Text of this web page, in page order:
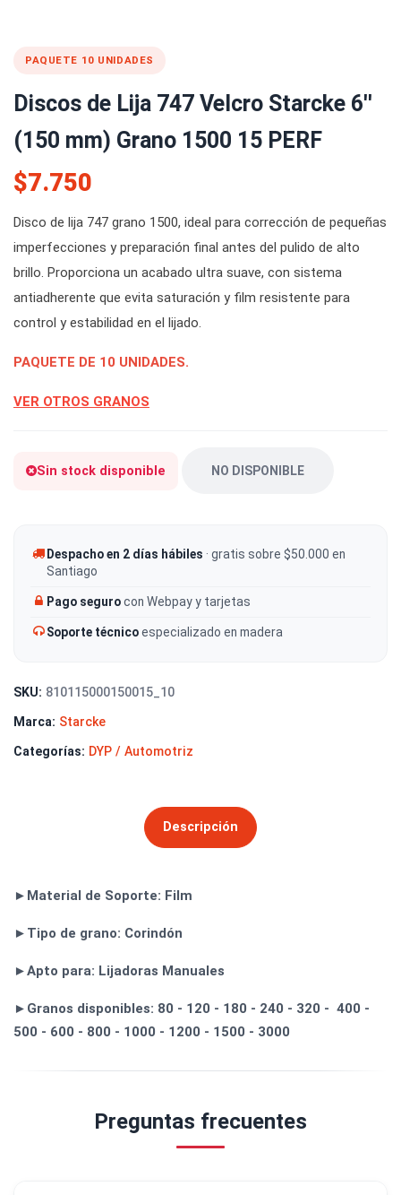
PAQUETE 10 UNIDADES
Discos de Lija 747 Velcro Starcke 6''
(150 mm) Grano 1500 15 PERF
$7.750
Disco de lija 747 grano 1500, ideal para corrección de pequeñas
imperfecciones y preparación final antes del pulido de alto
brillo. Proporciona un acabado ultra suave, con sistema
antiadherente que evita saturación y film resistente para
control y estabilidad en el lijado.
PAQUETE DE 10 UNIDADES.
VER OTROS GRANOS
Sin stock disponible NO DISPONIBLE
Despacho en 2 días hábiles · gratis sobre $50.000 en
Santiago
Pago segurocon Webpay y tarjetas
Soporte técnicoespecializado en madera
SKU: 810115000150015_10
Marca: Starcke
Categorías: DYP / Automotriz
Descripción
►Material de Soporte: Film
►Tipo de grano: Corindón
►Apto para: Lijadoras Manuales
►Granos disponibles: 80 - 120 - 180 - 240 - 320 - 400 -
500 - 600 - 800 - 1000 - 1200 - 1500 - 3000
Preguntas frecuentes